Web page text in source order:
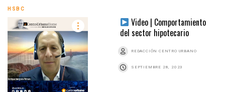
HSBC
Video | Comportamiento
del sector hipotecario
REDACCIÓN CENTRO URBANO
SEPTIEMBRE 28, 2023